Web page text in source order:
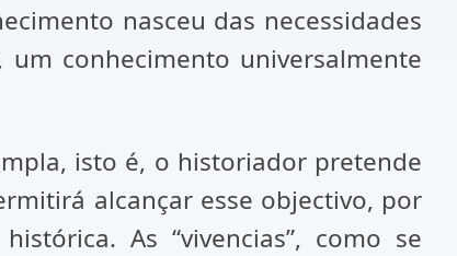
nasceu das necessidades
conhecimento universalmente
isto é, o historiador pretende
alcançar esse objectivo, por
As “vivencias”, como se